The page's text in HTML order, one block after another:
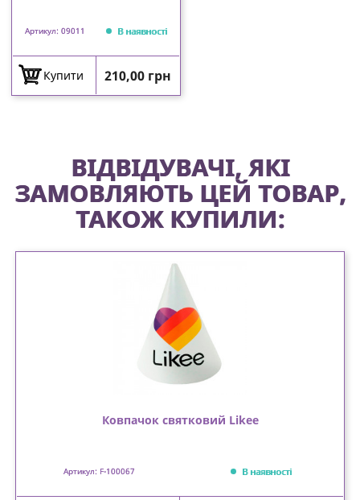
Артикул: 09011 В наявності
Купити Ціна
210,00 грн
ВІДВІДУВАЧІ, ЯКІ
ЗАМОВЛЯЮТЬ ЦЕЙ ТОВАР,
ТАКОЖ КУПИЛИ:
Ковпачок святковий Likee
Артикул: F-100067 В наявності